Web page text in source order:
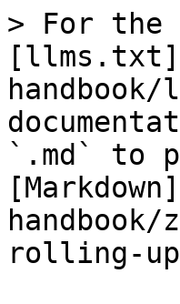
> For the
`.md` to
rolling-